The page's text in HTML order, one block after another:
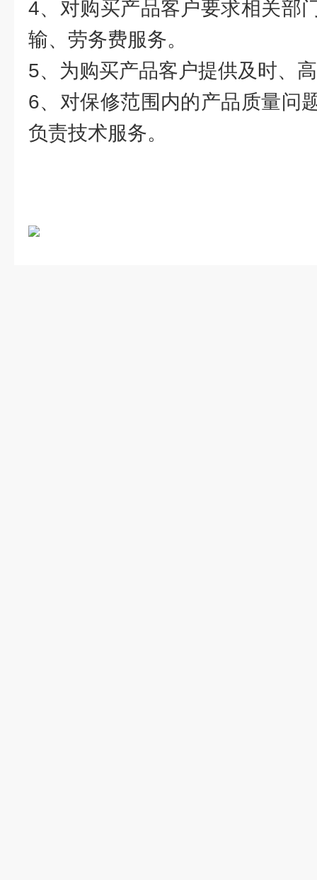
4、对购买产品客户要求相关部
输、劳务费服务。
5、为购买产品客户提供及时、
6、对保修范围内的产品质量问
负责技术服务。